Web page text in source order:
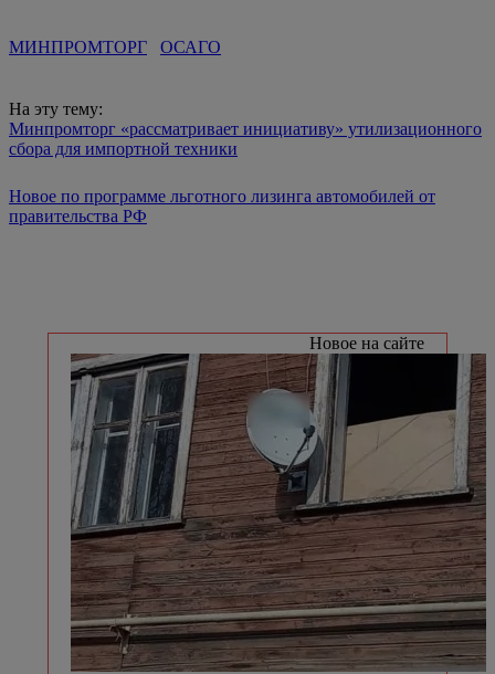
МИНПРОМТОРГ ОСАГО
На эту тему:
Минпромторг «рассматривает инициативу» утилизационного
сбора для импортной техники
Новое по программе льготного лизинга автомобилей от
правительства РФ
Новое на сайте